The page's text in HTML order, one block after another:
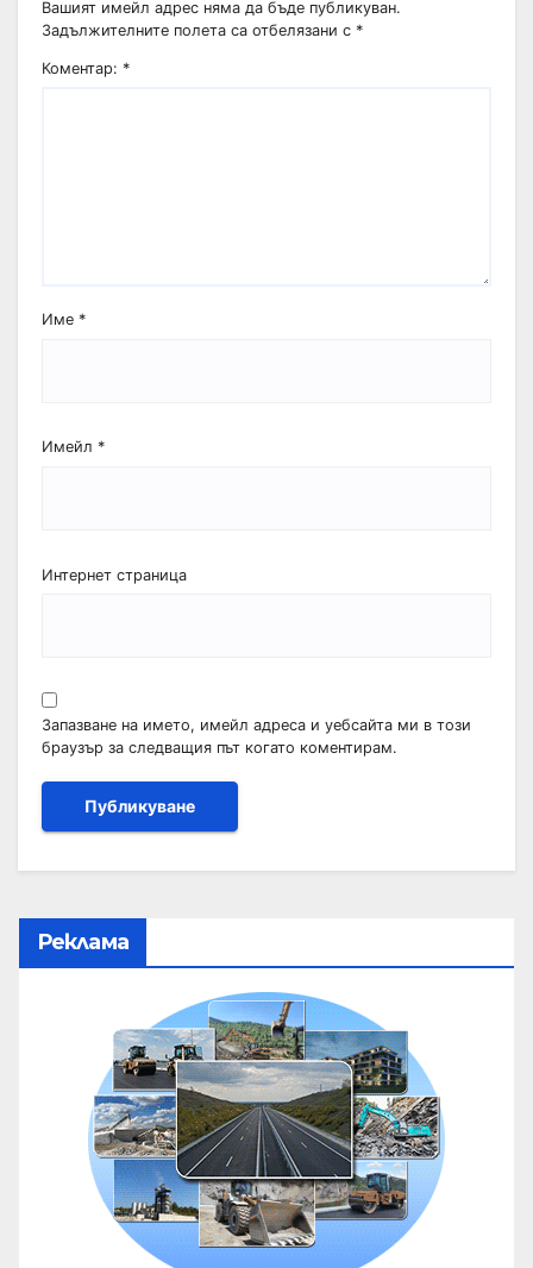
Вашият имейл адрес няма да бъде публикуван.
Задължителните полета са отбелязани с *
Коментар: *
Име *
Имейл *
Интернет страница
Запазване на името, имейл адреса и уебсайта ми в този
браузър за следващия път когато коментирам.
Реклама